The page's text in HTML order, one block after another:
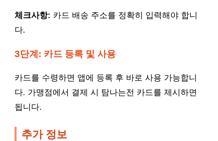
체크사항: 카드 배송 주소를 정확히 입력해야 합니
다.
3단계: 카드 등록 및 사용
카드를 수령하면 앱에 등록 후 바로 사용 가능합니
다. 가맹점에서 결제 시 탐나는전 카드를 제시하면
됩니다.
추가 정보